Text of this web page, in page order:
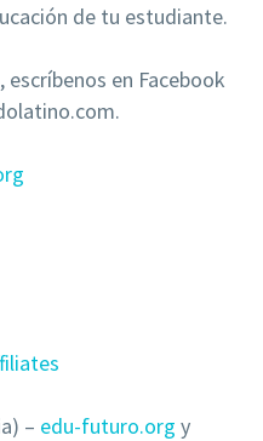
de tu estudiante.
en Facebook
– edu-futuro.org y